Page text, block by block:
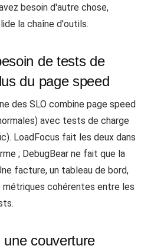
besoin d'autre chose,
la chaîne d'outils.
de tests de
du page speed
des SLO combine page speed
avec tests de charge
LoadFocus fait les deux dans
; DebugBear ne fait que la
facture, un tableau de bord,
cohérentes entre les
couverture